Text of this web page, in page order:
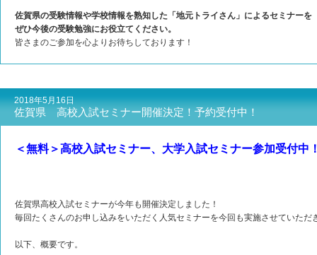
佐賀県の受験情報や学校情報を熟知した「地元トライさん」によるセミナーを
ぜひ今後の受験勉強にお役立てください。
皆さまのご参加を心よりお待ちしております！
2018年5月16日
佐賀県 高校入試セミナー開催決定！予約受付中！
＜無料＞高校入試セミナー、大学入試セミナー参加受付中
佐賀県高校入試セミナーが今年も開催決定しました！
毎回たくさんのお申し込みをいただく人気セミナーを今回も実施させていただ
以下、概要です。